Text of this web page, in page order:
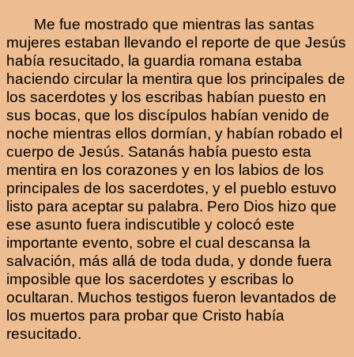
Me fue mostrado que mientras las santas
mujeres estaban llevando el reporte de que Jesús
había resucitado, la guardia romana estaba
haciendo circular la mentira que los principales de
los sacerdotes y los escribas habían puesto en
sus bocas, que los discípulos habían venido de
noche mientras ellos dormían, y habían robado el
cuerpo de Jesús. Satanás había puesto esta
mentira en los corazones y en los labios de los
principales de los sacerdotes, y el pueblo estuvo
listo para aceptar su palabra. Pero Dios hizo que
ese asunto fuera indiscutible y colocó este
importante evento, sobre el cual descansa la
salvación, más allá de toda duda, y donde fuera
imposible que los sacerdotes y escribas lo
ocultaran. Muchos testigos fueron levantados de
los muertos para probar que Cristo había
resucitado.